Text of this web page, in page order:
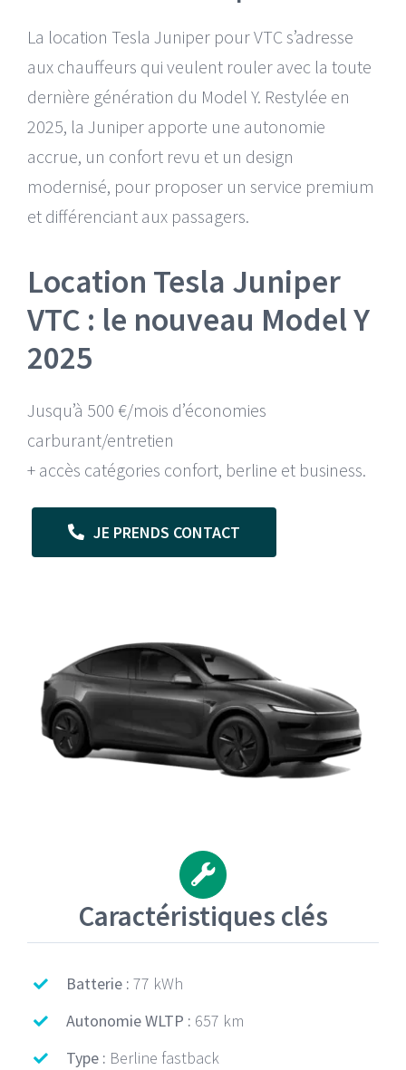
Mercedes EQV 8 places
Volkswagen ID. Buzz 7 places
La location Tesla Juniper pour VTC s’adresse
aux chauffeurs qui veulent rouler avec la toute
dernière génération du Model Y. Restylée en
2025, la Juniper apporte une autonomie
accrue, un confort revu et un design
modernisé, pour proposer un service premium
et différenciant aux passagers.
Location Tesla Juniper
VTC : le nouveau Model Y
2025
Jusqu’à 500 €/mois d’économies
carburant/entretien
+ accès catégories confort, berline et business.
JE PRENDS CONTACT
Caractéristiques clés
Batterie : 77 kWh
Autonomie WLTP : 657 km
Type : Berline fastback